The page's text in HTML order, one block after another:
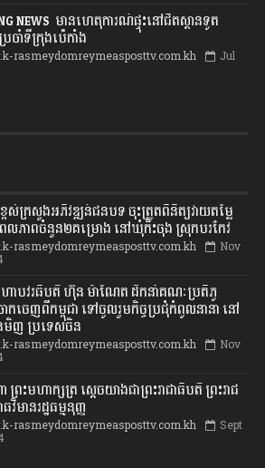
NEWS: មានហេតុការណ៍ផ្ទុះនៅជិតស្ថានទូត
រចាំទីក្រុងប៉េកាំង
rasmeydomreymeasposttv.com.kh Jul
ខ្ពស់ក្រសួងអភិវឌ្ឍន៍ជនបទ ចុះត្រួតពិនិត្យវាយតម្លៃ
លភាពចំនួន២គម្រោង នៅឃុំកិះចុង ស្រុកបរកែវ
rasmeydomreymeasposttv.com.kh Nov
ហាបវរធិបតី ហ៊ុន ម៉ាណែត ដឹកនាំគណៈប្រតិភូ
កចេញពីកម្ពុជា ទៅចូលរួមកិច្ចប្រជុំកំពូលនានា នៅ
មិញ ប្រទេសចិន
rasmeydomreymeasposttv.com.kh Nov
ព្រះមហាក្សត្រ ស្តេចយាងជាព្រះរាជាធិបតី ព្រះរាជ
មានរដ្ឋធម្មនុញ្ញ
rasmeydomreymeasposttv.com.kh Sept